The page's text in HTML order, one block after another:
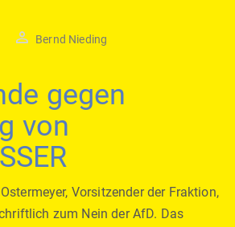
Bernd Nieding
gegen
von
Vorsitzender der Fraktion,
zum Nein der AfD. Das